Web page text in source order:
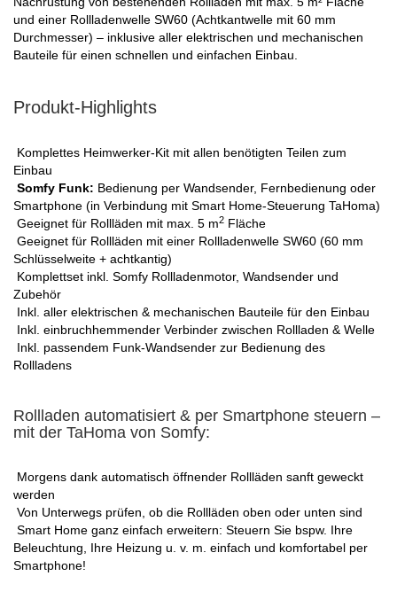
und einer Rollladenwelle SW60 (Achtkantwelle mit 60 mm
Durchmesser) – inklusive aller elektrischen und mechanischen
Bauteile für einen schnellen und einfachen Einbau.
Produkt-Highlights
Komplettes Heimwerker-Kit mit allen benötigten Teilen zum
Einbau
Somfy Funk: Bedienung per Wandsender, Fernbedienung oder
Smartphone (in Verbindung mit Smart Home-Steuerung TaHoma)
Geeignet für Rollläden mit max. 5 m2 Fläche
Geeignet für Rollläden mit einer Rollladenwelle SW60 (60 mm
Schlüsselweite + achtkantig)
Komplettset inkl. Somfy Rollladenmotor, Wandsender und
Zubehör
Inkl. aller elektrischen & mechanischen Bauteile für den Einbau
Inkl. einbruchhemmender Verbinder zwischen Rollladen & Welle
Inkl. passendem Funk-Wandsender zur Bedienung des
Rollladens
Rollladen automatisiert & per Smartphone steuern –
mit der TaHoma von Somfy:
Morgens dank automatisch öffnender Rollläden sanft geweckt
werden
Von Unterwegs prüfen, ob die Rollläden oben oder unten sind
Smart Home ganz einfach erweitern: Steuern Sie bspw. Ihre
Beleuchtung, Ihre Heizung u. v. m. einfach und komfortabel per
Smartphone!